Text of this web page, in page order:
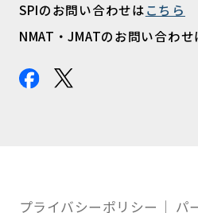
SPIのお問い合わせはこちら
NMAT・JMATのお問い合わせ
プライバシーポリシー パ